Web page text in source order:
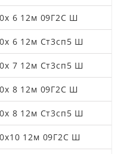
6 12м 09Г2С Ш
6 12м Ст3сп5 Ш
7 12м Ст3сп5 Ш
8 12м 09Г2С Ш
8 12м Ст3сп5 Ш
12м 09Г2С Ш